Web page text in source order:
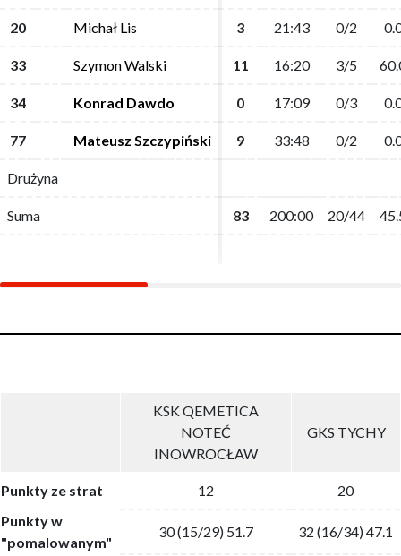
20 Michał Lis 3 21:43 0/2
33 Szymon Walski 11 16:20 3/5
34 Konrad Dawdo 0 17:09 0/3
77 Mateusz Szczypiński 9 33:48 0/2
Drużyna
Suma 83 200:00 20/44
20 Michał Lis 3 21:43 0/2
33 Szymon Walski 11 16:20 3/5
34 Konrad Dawdo 0 17:09 0/3
77 Mateusz Szczypiński 9 33:48 0/2
Drużyna
Suma 83 200:00 20/44
KSK QEMETICA
NOTEĆ
INOWROCŁAW
GKS TYCHY
Punkty ze strat 12
20
Punkty w
"pomalowanym"
30 (15/29) 51.7
32 (16/34) 47.1